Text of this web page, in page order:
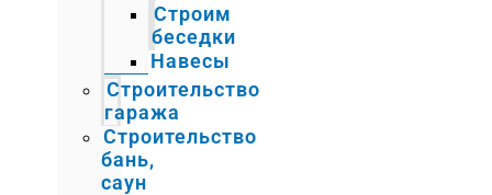
Строим
беседки
Навесы
Строительство
гаража
Строительство
бань,
саун